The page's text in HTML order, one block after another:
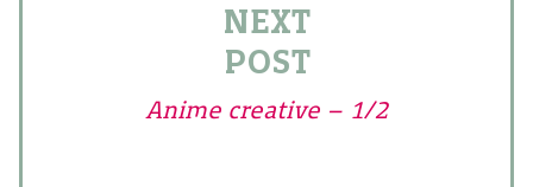
NEXT
POST
Anime creative – 1/2